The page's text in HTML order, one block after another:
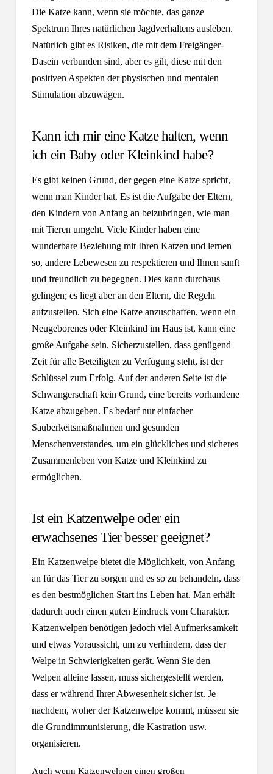
Die Katze kann, wenn sie möchte, das ganze
Spektrum Ihres natürlichen Jagdverhaltens ausleben.
Natürlich gibt es Risiken, die mit dem Freigänger-
Dasein verbunden sind, aber es gilt, diese mit den
positiven Aspekten der physischen und mentalen
Stimulation abzuwägen.
Kann ich mir eine Katze halten, wenn
ich ein Baby oder Kleinkind habe?
Es gibt keinen Grund, der gegen eine Katze spricht,
wenn man Kinder hat. Es ist die Aufgabe der Eltern,
den Kindern von Anfang an beizubringen, wie man
mit Tieren umgeht. Viele Kinder haben eine
wunderbare Beziehung mit Ihren Katzen und lernen
so, andere Lebewesen zu respektieren und Ihnen sanft
und freundlich zu begegnen. Dies kann durchaus
gelingen; es liegt aber an den Eltern, die Regeln
aufzustellen. Sich eine Katze anzuschaffen, wenn ein
Neugeborenes oder Kleinkind im Haus ist, kann eine
große Aufgabe sein. Sicherzustellen, dass genügend
Zeit für alle Beteiligten zu Verfügung steht, ist der
Schlüssel zum Erfolg. Auf der anderen Seite ist die
Schwangerschaft kein Grund, eine bereits vorhandene
Katze abzugeben. Es bedarf nur einfacher
Sauberkeitsmaßnahmen und gesunden
Menschenverstandes, um ein glückliches und sicheres
Zusammenleben von Katze und Kleinkind zu
ermöglichen.
Ist ein Katzenwelpe oder ein
erwachsenes Tier besser geeignet?
Ein Katzenwelpe bietet die Möglichkeit, von Anfang
an für das Tier zu sorgen und es so zu behandeln, dass
es den bestmöglichen Start ins Leben hat. Man erhält
dadurch auch einen guten Eindruck vom Charakter.
Katzenwelpen benötigen jedoch viel Aufmerksamkeit
und etwas Voraussicht, um zu verhindern, dass der
Welpe in Schwierigkeiten gerät. Wenn Sie den
Welpen alleine lassen, muss sichergestellt werden,
dass er während Ihrer Abwesenheit sicher ist. Je
nachdem, woher der Katzenwelpe kommt, müssen sie
die Grundimmunisierung, die Kastration usw.
organisieren.
Auch wenn Katzenwelpen einen großen